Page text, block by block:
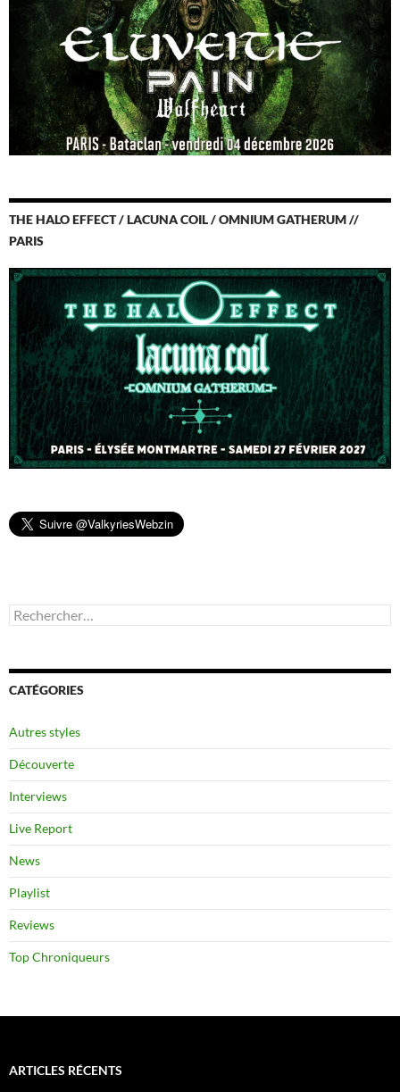
THE HALO EFFECT / LACUNA COIL / OMNIUM GATHERUM //
PARIS
Rechercher :
CATÉGORIES
Autres styles
Découverte
Interviews
Live Report
News
Playlist
Reviews
Top Chroniqueurs
ARTICLES RÉCENTS